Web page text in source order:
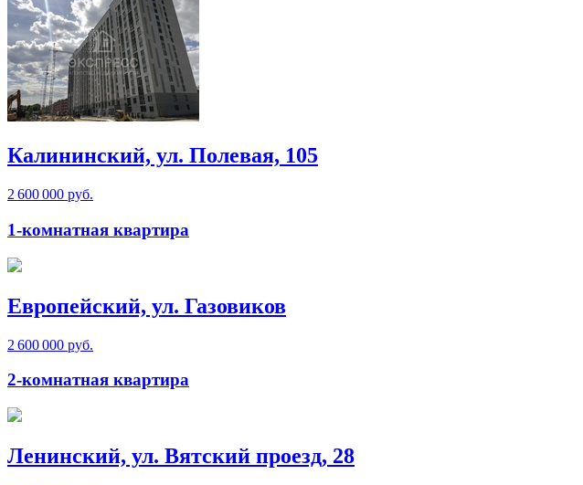
Калининский, ул. Полевая, 105
2 600 000 руб.
1-комнатная квартира
Европейский, ул. Газовиков
2 600 000 руб.
2-комнатная квартира
Ленинский, ул. Вятский проезд, 28